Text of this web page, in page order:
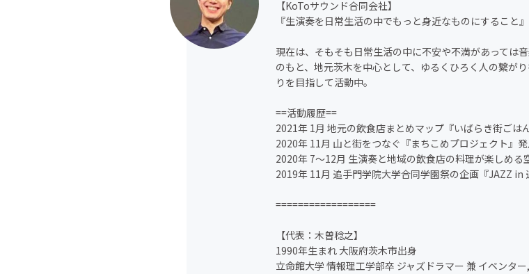
【KoToサウンド合同会社】
『生演奏を日常生活の中でもっと身近なものにすること
現在は、そもそも日常生活の中に不安や不満があっては
のもと、地元茨木を中心として、ゆるくひろく人の繋が
りを目指して活動中。
==活動履歴==
2021年 1月 地元の飲食店まとめマップ『いばらき街ごは
2020年 11月 山と街をつなぐ『まちこめプロジェクト』発
2020年 7〜12月 生演奏と地域の飲食店の料理が楽しめる
2019年 11月 追手門学院大学合同学園祭の企画『JAZZ in
==================
【代表：木曽稔之】
1990年生まれ 大阪府茨木市出身
立命館大学 情報理工学部卒 ジャズドラマー 兼 イベンター